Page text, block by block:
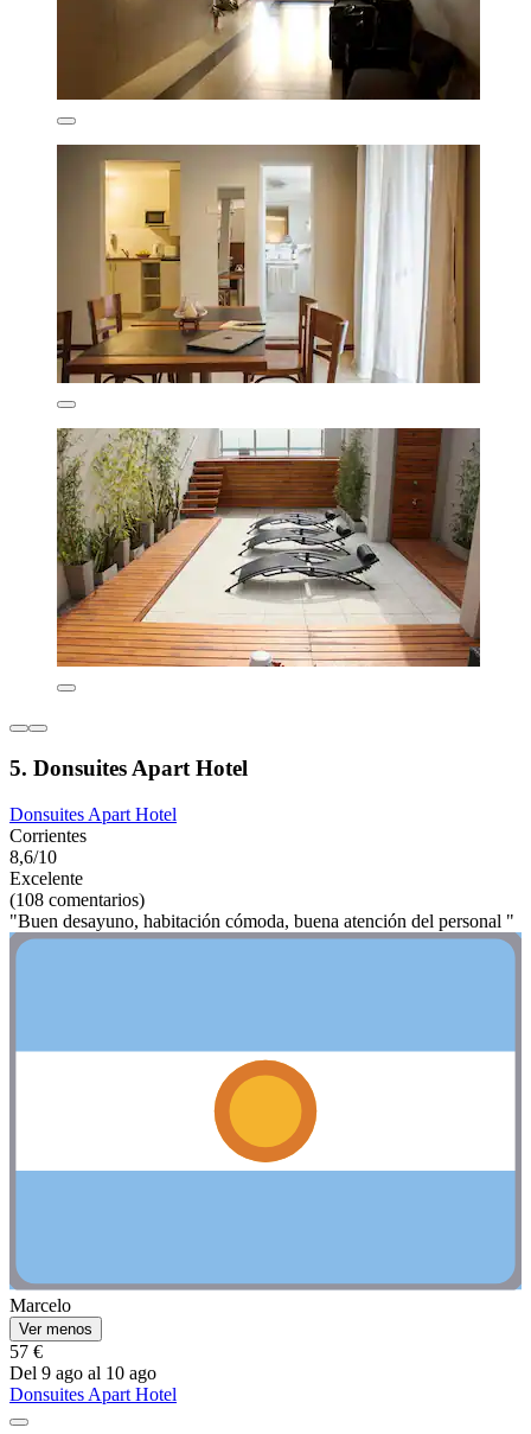
5. Donsuites Apart Hotel
Donsuites Apart Hotel
Corrientes
8,6/10
Excelente
(108 comentarios)
"Buen desayuno, habitación cómoda, buena atención del personal "
Marcelo
Ver menos
57 €
Del 9 ago al 10 ago
Donsuites Apart Hotel